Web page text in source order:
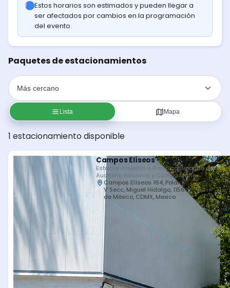
Estos horarios son estimados y pueden llegar a
ser afectados por cambios en la programación
del evento.
Paquetes de estacionamientos
Lista Mapa
1 estacionamiento disponible
Campos Elíseos - Auditorio
Estacionamiento a 8 min caminando del
Auditorio Nacional y Campo Marte
Campos Elíseos 164, Polanco, Polanco
V Secc, Miguel Hidalgo, 11560 Ciudad
de México, CDMX, Mexico